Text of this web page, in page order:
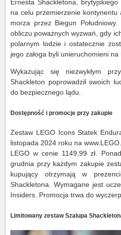
Ernesta Shackletona,
na celu przemierzenie
morza przez Biegun
obliczu poważnych wyzwań, gdy
polarnym lodzie i ostatecznie
jego załoga byli unieruchomieni
Wykazując się niezwykłym
Shackleton poprowadził swoich
do bezpiecznego lądu.
Dostępność i promocje przy zakupie
Zestaw LEGO Icons Statek
listopada 2024 roku na
LEGO w cenie 1149,99 zł.
grudnia przy każdym zakupie
kupujący otrzymają w
Shackletona. Wymagane jest
Insiders. Promocja trwa do
Limitowany zestaw Szalupa